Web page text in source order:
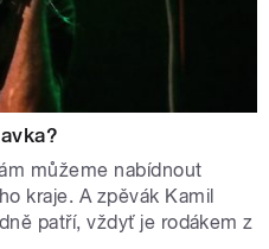
můžeme nabídnout
kraje. A zpěvák Kamil
patří, vždyť je rodákem z